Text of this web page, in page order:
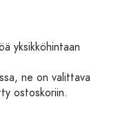
yksikköhintaan
ne on valittava
ostoskoriin.